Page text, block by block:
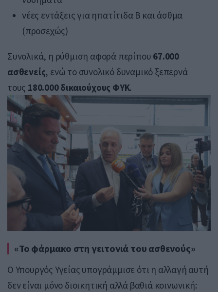
νέες εντάξεις για ηπατίτιδα Β και άσθμα
(προσεχώς)
Συνολικά, η ρύθμιση αφορά περίπου 67.000
ασθενείς, ενώ το συνολικό δυναμικό ξεπερνά
τους 180.000 δικαιούχους ΦΥΚ.
«Το φάρμακο στη γειτονιά του ασθενούς»
Ο Υπουργός Υγείας υπογράμμισε ότι η αλλαγή αυτή
δεν είναι μόνο διοικητική αλλά βαθιά κοινωνική: